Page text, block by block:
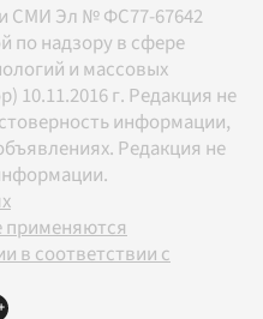
СМИ Эл № ФС77-67642
по надзору в сфере
и массовых
10.11.2016 г. Редакция не
информации,
Редакция не
применяются
в соответствии с